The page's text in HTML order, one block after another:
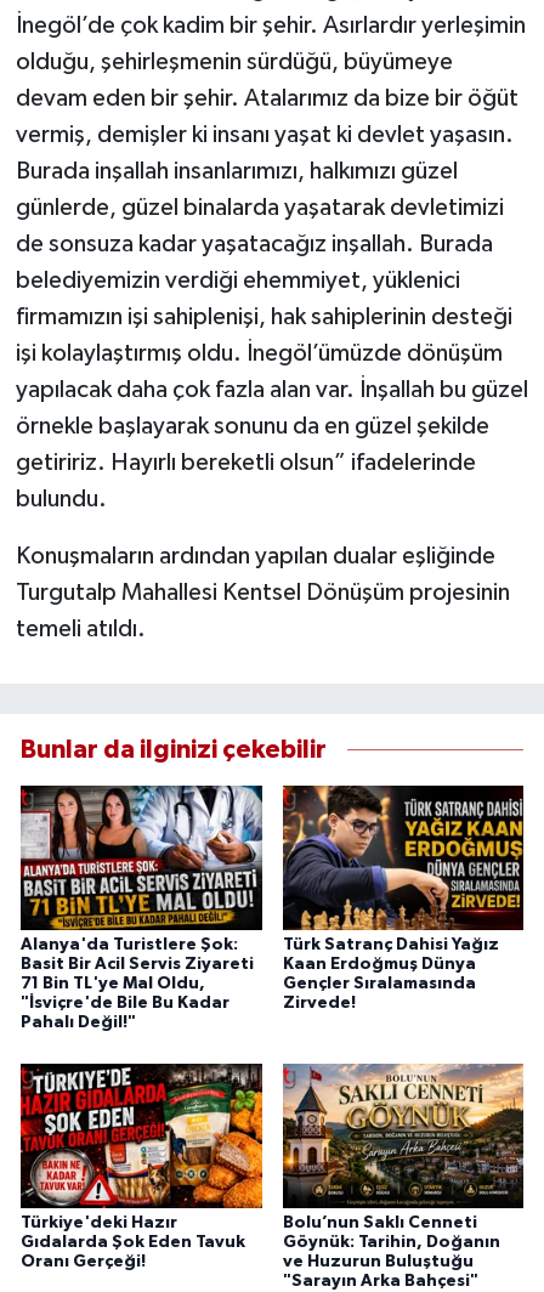
İnegöl’de çok kadim bir şehir. Asırlardır yerleşimin
olduğu, şehirleşmenin sürdüğü, büyümeye
devam eden bir şehir. Atalarımız da bize bir öğüt
vermiş, demişler ki insanı yaşat ki devlet yaşasın.
Burada inşallah insanlarımızı, halkımızı güzel
günlerde, güzel binalarda yaşatarak devletimizi
de sonsuza kadar yaşatacağız inşallah. Burada
belediyemizin verdiği ehemmiyet, yüklenici
firmamızın işi sahiplenişi, hak sahiplerinin desteği
işi kolaylaştırmış oldu. İnegöl’ümüzde dönüşüm
yapılacak daha çok fazla alan var. İnşallah bu güzel
örnekle başlayarak sonunu da en güzel şekilde
getiririz. Hayırlı bereketli olsun” ifadelerinde
bulundu.
Konuşmaların ardından yapılan dualar eşliğinde
Turgutalp Mahallesi Kentsel Dönüşüm projesinin
temeli atıldı.
Bunlar da ilginizi çekebilir
Alanya'da Turistlere Şok:
Basit Bir Acil Servis Ziyareti
71 Bin TL'ye Mal Oldu,
"İsviçre'de Bile Bu Kadar
Pahalı Değil!"
Türk Satranç Dahisi Yağız
Kaan Erdoğmuş Dünya
Gençler Sıralamasında
Zirvede!
Türkiye'deki Hazır
Gıdalarda Şok Eden Tavuk
Oranı Gerçeği!
Bolu’nun Saklı Cenneti
Göynük: Tarihin, Doğanın
ve Huzurun Buluştuğu
"Sarayın Arka Bahçesi"